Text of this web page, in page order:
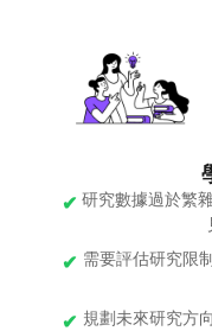
研究數據過於繁
需要評估研究限
規劃未來研究方